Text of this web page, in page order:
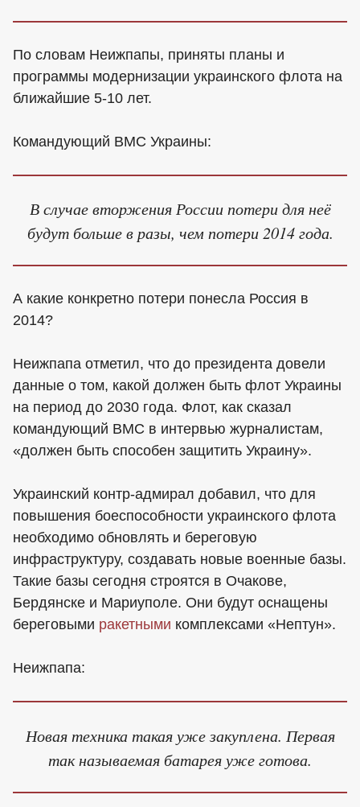
По словам Неижпапы, приняты планы и
программы модернизации украинского флота на
ближайшие 5-10 лет.
Командующий ВМС Украины:
В случае вторжения России потери для неё
будут больше в разы, чем потери 2014 года.
А какие конкретно потери понесла Россия в
2014?
Неижпапа отметил, что до президента довели
данные о том, какой должен быть флот Украины
на период до 2030 года. Флот, как сказал
командующий ВМС в интервью журналистам,
«должен быть способен защитить Украину».
Украинский контр-адмирал добавил, что для
повышения боеспособности украинского флота
необходимо обновлять и береговую
инфраструктуру, создавать новые военные базы.
Такие базы сегодня строятся в Очакове,
Бердянске и Мариуполе. Они будут оснащены
береговыми ракетными комплексами «Нептун».
Неижпапа:
Новая техника такая уже закуплена. Первая
так называемая батарея уже готова.